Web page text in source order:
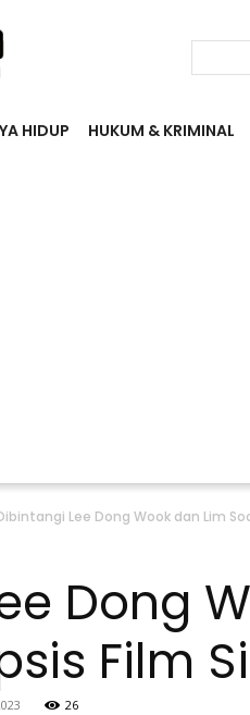
HIDUP HUKUM & KRIMINAL
Lee Dong Wook dan Lim
Dong
Film
26